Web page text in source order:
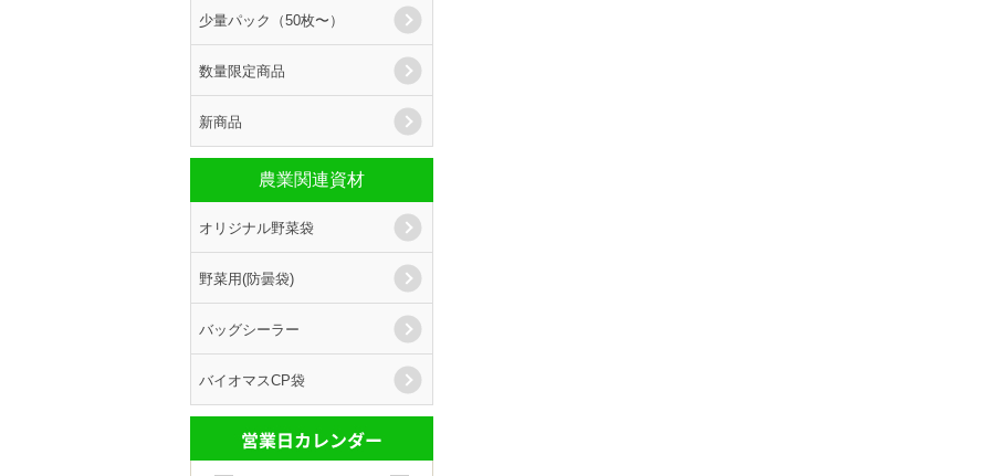
少量パック（50枚〜）
数量限定商品
新商品
農業関連資材
オリジナル野菜袋
野菜用(防曇袋)
バッグシーラー
バイオマスCP袋